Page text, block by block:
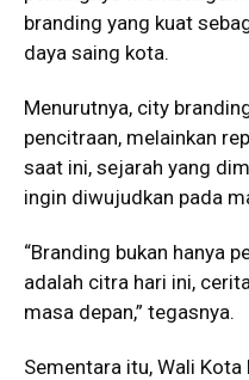
branding yang kuat
daya saing kota.
Menurutnya, city
pencitraan, melainkan
saat ini, sejarah yang
ingin diwujudkan pada
“Branding bukan hanya
adalah citra hari ini,
masa depan,” tegasnya.
Sementara itu, Wali